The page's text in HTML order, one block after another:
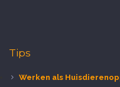
Tips
Werken als